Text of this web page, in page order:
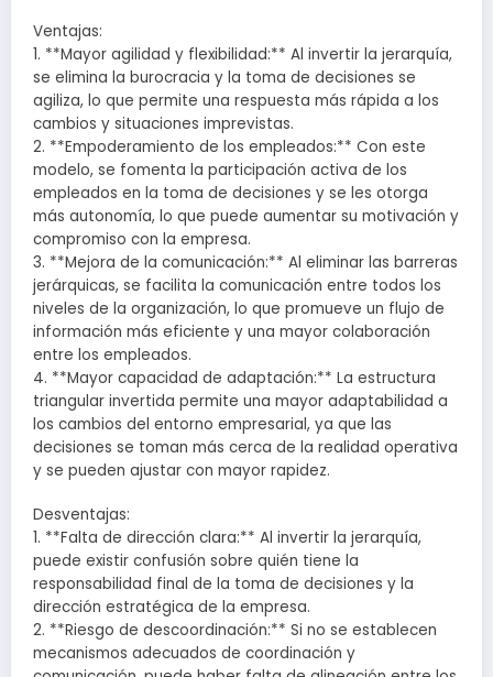
Ventajas:
1. **Mayor agilidad y flexibilidad:** Al invertir la jerarquía,
se elimina la burocracia y la toma de decisiones se
agiliza, lo que permite una respuesta más rápida a los
cambios y situaciones imprevistas.
2. **Empoderamiento de los empleados:** Con este
modelo, se fomenta la participación activa de los
empleados en la toma de decisiones y se les otorga
más autonomía, lo que puede aumentar su motivación y
compromiso con la empresa.
3. **Mejora de la comunicación:** Al eliminar las barreras
jerárquicas, se facilita la comunicación entre todos los
niveles de la organización, lo que promueve un flujo de
información más eficiente y una mayor colaboración
entre los empleados.
4. **Mayor capacidad de adaptación:** La estructura
triangular invertida permite una mayor adaptabilidad a
los cambios del entorno empresarial, ya que las
decisiones se toman más cerca de la realidad operativa
y se pueden ajustar con mayor rapidez.
Desventajas:
1. **Falta de dirección clara:** Al invertir la jerarquía,
puede existir confusión sobre quién tiene la
responsabilidad final de la toma de decisiones y la
dirección estratégica de la empresa.
2. **Riesgo de descoordinación:** Si no se establecen
mecanismos adecuados de coordinación y